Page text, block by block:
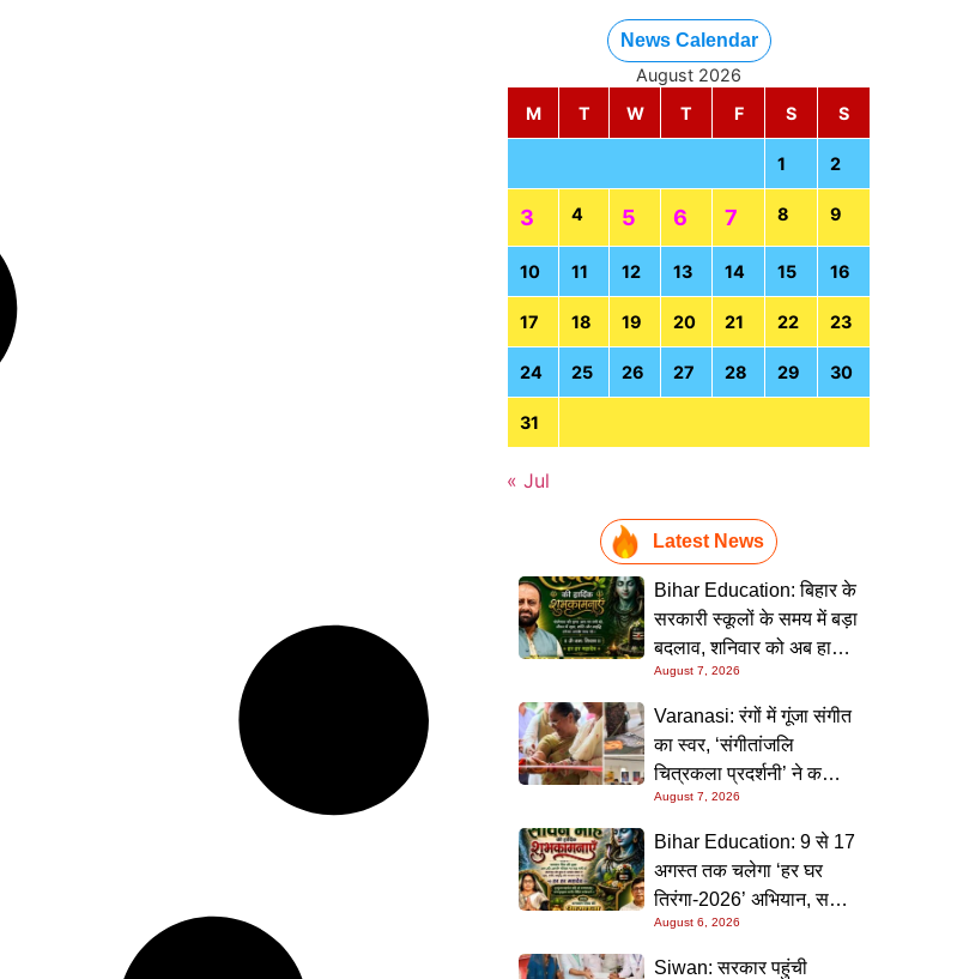
News Calendar
August 2026
M
T W T F S S
1 2
3 4 5 6 7 8 9
10 11 12 13 14 15 16
17 18 19 20 21 22 23
24 25 26 27 28 29 30
31
« Jul
Latest News
Bihar Education: बिहार के
सरकारी स्कूलों के समय में बड़ा
बदलाव, शनिवार को अब हाफ
डे रहेगा विद्यालय
August 7, 2026
Varanasi: रंगों में गूंजा संगीत
का स्वर, ‘संगीतांजलि
चित्रकला प्रदर्शनी’ ने कला
प्रेमियों को किया मंत्रमुग्ध
August 7, 2026
Bihar Education: 9 से 17
अगस्त तक चलेगा ‘हर घर
तिरंगा-2026’ अभियान, सभी
स्कूलों को दिए गए विस्तृत
निर्देश
August 6, 2026
Siwan: सरकार पहुंची